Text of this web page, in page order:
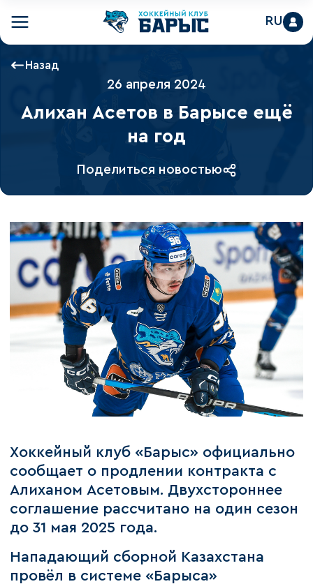
RU
Назад
26 апреля 2024
Алихан Асетов в Барысе ещё
на год
Поделиться новостью
Хоккейный клуб «Барыс» официально
сообщает о продлении контракта с
Алиханом Асетовым. Двухстороннее
соглашение рассчитано на один сезон
до 31 мая 2025 года.
Нападающий сборной Казахстана
провёл в системе «Барыса»